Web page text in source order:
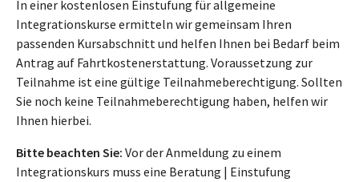
In einer kostenlosen Einstufung für allgemeine
Integrationskurse ermitteln wir gemeinsam Ihren
passenden Kursabschnitt und helfen Ihnen bei Bedarf beim
Antrag auf Fahrtkostenerstattung. Voraussetzung zur
Teilnahme ist eine gültige Teilnahmeberechtigung. Sollten
Sie noch keine Teilnahmeberechtigung haben, helfen wir
Ihnen hierbei.
Bitte beachten Sie: Vor der Anmeldung zu einem
Integrationskurs muss eine Beratung | Einstufung